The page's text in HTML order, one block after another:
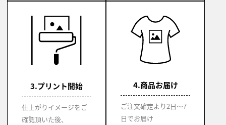
3.プリント開始
仕上がりイメージをご
確認頂いた後、
4.商品お届け
ご注文確定より2日～7
日でお届け